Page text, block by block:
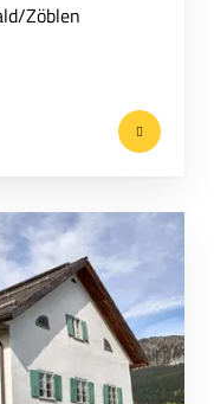
Zöblen